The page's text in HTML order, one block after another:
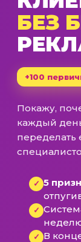
БЕЗ
+100
Покажу,
каждый
переделать
✓ 5
✓
✓ В